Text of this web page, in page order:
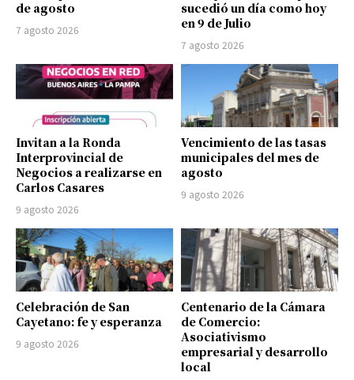
de agosto
7 agosto 2026
sucedió un día como hoy
en 9 de Julio
7 agosto 2026
Invitan a la Ronda
Interprovincial de
Negocios a realizarse en
Carlos Casares
9 agosto 2026
Vencimiento de las tasas
municipales del mes de
agosto
9 agosto 2026
Celebración de San
Cayetano: fe y esperanza
9 agosto 2026
Centenario de la Cámara
de Comercio:
Asociativismo
empresarial y desarrollo
local